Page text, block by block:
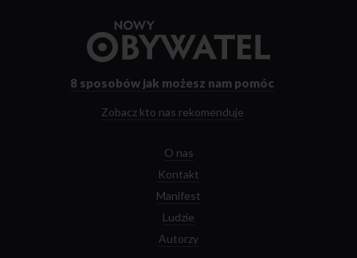
strony
8 sposobów jak możesz nam pomóc
Zobacz kto nas rekomenduje
O nas
Kontakt
Manifest
Ludzie
Autorzy